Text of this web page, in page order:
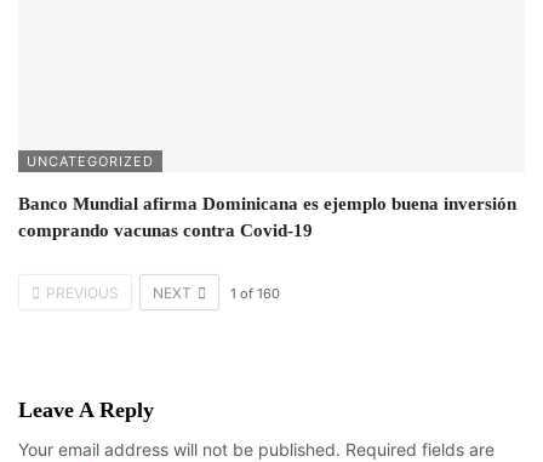
UNCATEGORIZED
Banco Mundial afirma Dominicana es ejemplo buena inversión
comprando vacunas contra Covid-19
PREVIOUS NEXT 1 of 160
Leave A Reply
Your email address will not be published. Required fields are